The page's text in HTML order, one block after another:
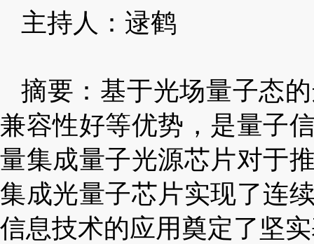
主持人：逯鹤
摘要：基于光场量子态
兼容性好等优势，是量子
量集成量子光源芯片对于
集成光量子芯片实现了连
信息技术的应用奠定了坚